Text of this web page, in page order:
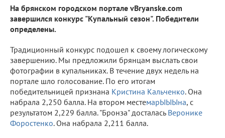
На брянском городском портале vBryanske.com
завершился конкурс "Купальный сезон". Победители
определены.
Традиционный конкурс подошел к своему логическому
завершению. Мы предложили брянцам выслать свои
фотографии в купальниках. В течение двух недель на
портале шло голосование. По его итогам
победительницей признана Кристина Кальченко. Она
набрала 2,250 балла. На втором местемарЫЫЫна, с
результатом 2,229 балла. "Бронза" досталась Веронике
Форостенко. Она набрала 2,211 балла.